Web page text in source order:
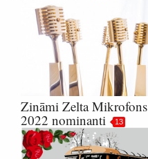
Zināmi Zelta Mikrofons
2022 nominanti
13